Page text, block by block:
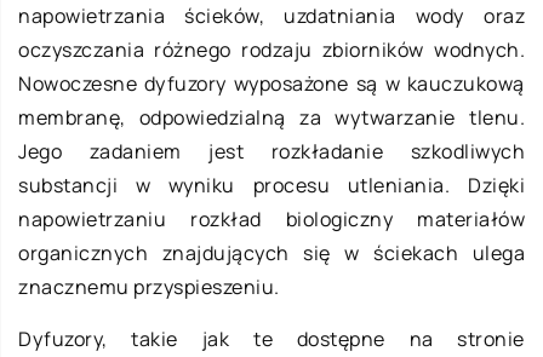
napowietrzania ścieków, uzdatniania wody oraz
oczyszczania różnego rodzaju zbiorników wodnych.
Nowoczesne dyfuzory wyposażone są w kauczukową
membranę, odpowiedzialną za wytwarzanie tlenu.
Jego zadaniem jest rozkładanie szkodliwych
substancji w wyniku procesu utleniania. Dzięki
napowietrzaniu rozkład biologiczny materiałów
organicznych znajdujących się w ściekach ulega
znacznemu przyspieszeniu.
Dyfuzory, takie jak te dostępne na stronie